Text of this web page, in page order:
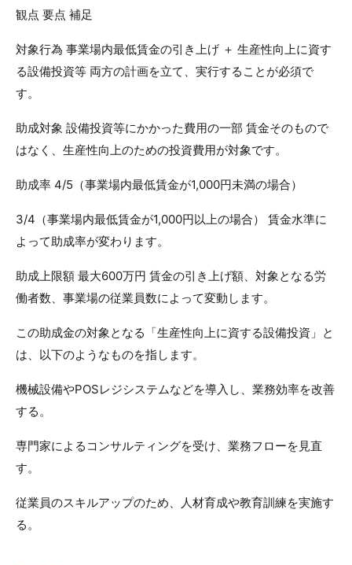
観点 要点 補足
対象行為 事業場内最低賃金の引き上げ ＋ 生産性向上に資す
る設備投資等 両方の計画を立て、実行することが必須で
す。
助成対象 設備投資等にかかった費用の一部 賃金そのもので
はなく、生産性向上のための投資費用が対象です。
助成率 4/5（事業場内最低賃金が1,000円未満の場合）
3/4（事業場内最低賃金が1,000円以上の場合） 賃金水準に
よって助成率が変わります。
助成上限額 最大600万円 賃金の引き上げ額、対象となる労
働者数、事業場の従業員数によって変動します。
この助成金の対象となる「生産性向上に資する設備投資」と
は、以下のようなものを指します。
機械設備やPOSレジシステムなどを導入し、業務効率を改善
する。
専門家によるコンサルティングを受け、業務フローを見直
す。
従業員のスキルアップのため、人材育成や教育訓練を実施す
る。